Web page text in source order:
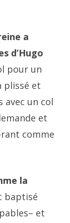
a
d’Hugo
pour un
plissé et
avec un col
et
comme
la
baptisé
et